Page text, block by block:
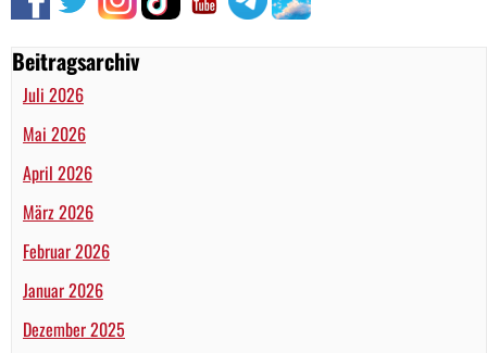
Beitragsarchiv
Juli 2026
Mai 2026
April 2026
März 2026
Februar 2026
Januar 2026
Dezember 2025